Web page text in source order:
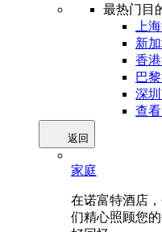
最热门目
上
新
香
巴
深
查
返回
家庭
在诺富特酒店
们精心照顾您